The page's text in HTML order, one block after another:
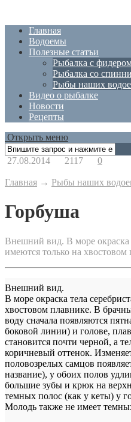
Главная
Водоемы
Полезные статъи
Рыбалка с
Рыбалка со
Рыбы наших
Видео о рыбалке
Новости
Рецепты
Открыть меню
27.08.2014 2117 0
Главная → Рыбы наших
Горбуша
Внешний вид. В море окраска
имеются только на
Внешний вид.
В море окраска тела
хвостовом плавнике. В
воду сначала появляются
боковой линии) и голове,
становится почти черной, а
коричневый оттенок.
половозрелых самцов
название), у обоих полов
большие зубы и крюк на
темных полос (как у кеты) у
Молодь также не имеет